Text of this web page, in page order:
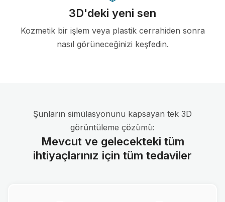
3D'deki yeni sen
Kozmetik bir işlem veya plastik cerrahiden sonra
nasıl görüneceğinizi keşfedin.
Şunların simülasyonunu kapsayan tek 3D
görüntüleme çözümü:
Mevcut ve gelecekteki tüm
ihtiyaçlarınız için tüm tedaviler